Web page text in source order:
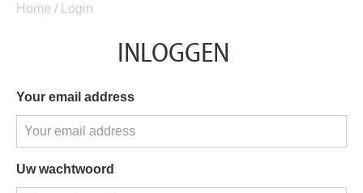
ABOUT TRENDIY
LEADING TO SUCCESS
CONTACT & SERVICE
Home / Login
INLOGGEN
Your email address
Uw wachtwoord